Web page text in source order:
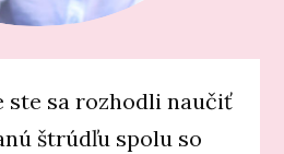
ste sa rozhodli naučiť
štrúdľu spolu so